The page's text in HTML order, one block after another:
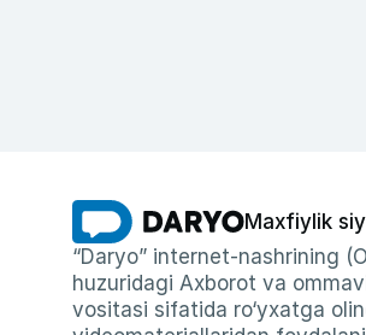
Maxfiylik
“Daryo” internet-nashrining
huzuridagi Axborot va
vositasi sifatida ro‘yxatga